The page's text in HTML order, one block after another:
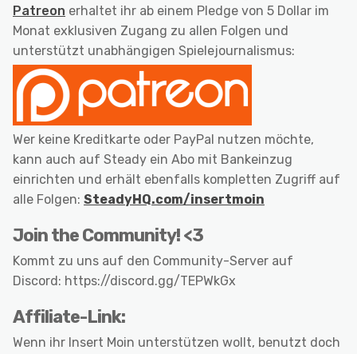
Patreon erhaltet ihr ab einem Pledge von 5 Dollar im
Monat exklusiven Zugang zu allen Folgen und
unterstützt unabhängigen Spielejournalismus:
Wer keine Kreditkarte oder PayPal nutzen möchte,
kann auch auf Steady ein Abo mit Bankeinzug
einrichten und erhält ebenfalls kompletten Zugriff auf
alle Folgen: SteadyHQ.com/insertmoin
Join the Community! <3
Kommt zu uns auf den Community-Server auf
Discord: https://discord.gg/TEPWkGx
Affiliate-Link:
Wenn ihr Insert Moin unterstützen wollt, benutzt doch